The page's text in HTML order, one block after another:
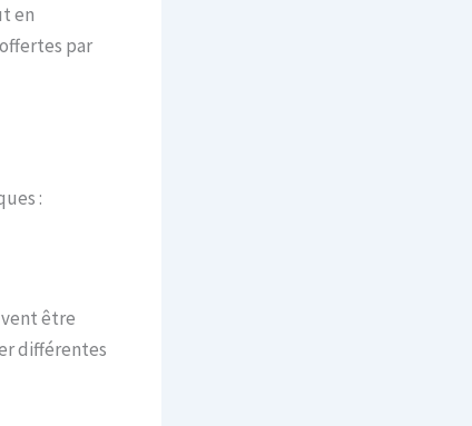
en
par
:
être
différentes